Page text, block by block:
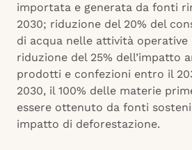
importata e generata da fonti
2030; riduzione del 20% del
di acqua nelle attività operative
riduzione del 25% dell’impatto
prodotti e confezioni entro il
2030, il 100% delle materie
essere ottenuto da fonti
impatto di deforestazione.